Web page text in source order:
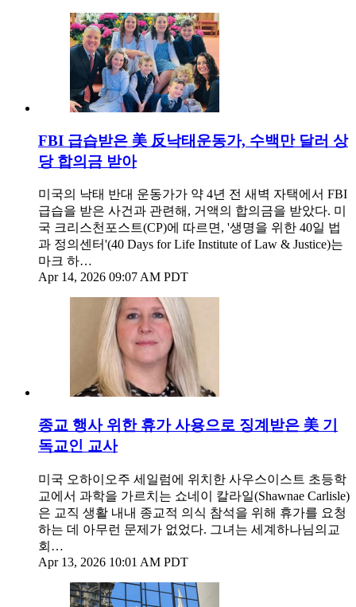
FBI 급습받은 美 反낙태운동가, 수백만 달러 상
당 합의금 받아
미국의 낙태 반대 운동가가 약 4년 전 새벽 자택에서 FBI
급습을 받은 사건과 관련해, 거액의 합의금을 받았다. 미
국 크리스천포스트(CP)에 따르면, '생명을 위한 40일 법
과 정의센터'(40 Days for Life Institute of Law & Justice)는
마크 하…
Apr 14, 2026 09:07 AM PDT
종교 행사 위한 휴가 사용으로 징계받은 美 기
독교인 교사
미국 오하이오주 세일럼에 위치한 사우스이스트 초등학
교에서 과학을 가르치는 쇼네이 칼라일(Shawnae Carlisle)
은 교직 생활 내내 종교적 의식 참석을 위해 휴가를 요청
하는 데 아무런 문제가 없었다. 그녀는 세계하나님의교
회…
Apr 13, 2026 10:01 AM PDT